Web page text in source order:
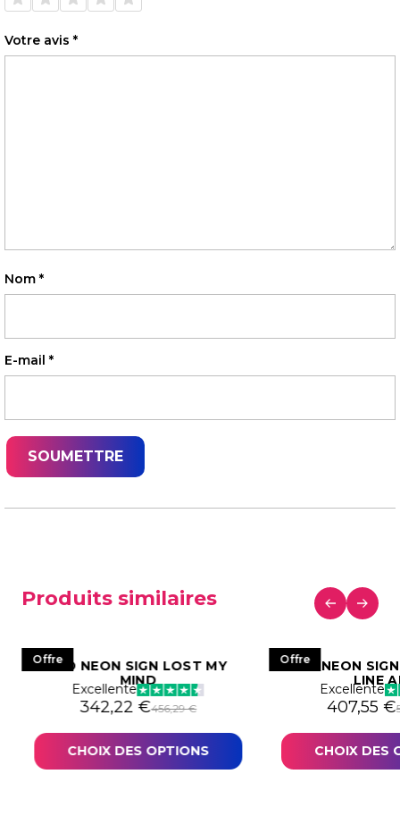
sur 5sur 5sur 5sur 5sur 5
Votre avis *
Nom *
E-mail *
Produits similaires
OffreLED NEON SIGN LOST MY
MIND
Excellente
456,29€
Le prix initial était : 456,29 €.
342,22 €
Le prix actuel est : 342,22 €.
CHOIX DES OPTIONS
Offre
LED NEON
LINE
Excellente
Le prix
407,55 €
Le prix
CHOIX DES